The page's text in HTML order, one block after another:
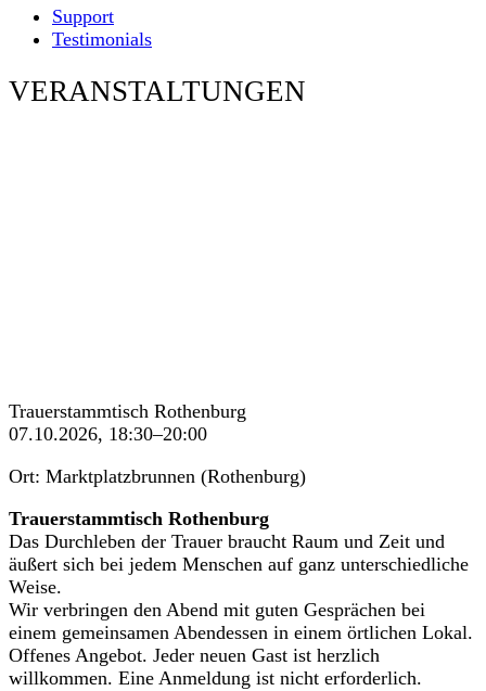
Support
Testimonials
VERANSTALTUNGEN
Trauerstammtisch Rothenburg
07.10.2026, 18:30–20:00
Ort: Marktplatzbrunnen (Rothenburg)
Trauerstammtisch Rothenburg
Das Durchleben der Trauer braucht Raum und Zeit und
äußert sich bei jedem Menschen auf ganz unterschiedliche
Weise.
Wir verbringen den Abend mit guten Gesprächen bei
einem gemeinsamen Abendessen in einem örtlichen Lokal.
Offenes Angebot. Jeder neuen Gast ist herzlich
willkommen. Eine Anmeldung ist nicht erforderlich.